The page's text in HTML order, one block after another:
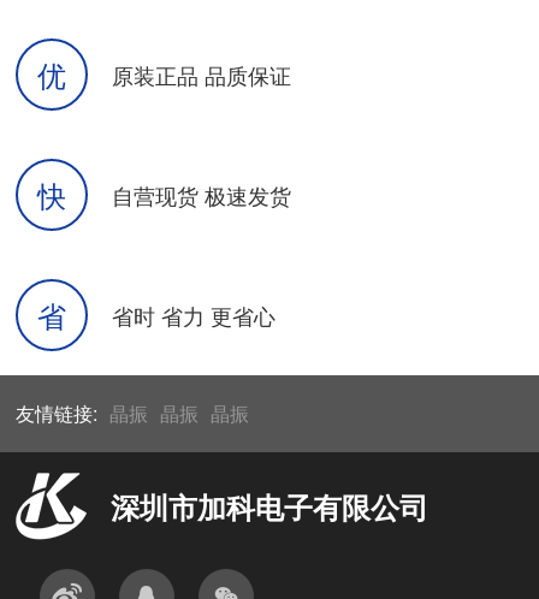
优 原装正品 品质保证
快 自营现货 极速发货
省 省时 省力 更省心
友情链接: 晶振 晶振 晶振
深圳市加科电子有限公司